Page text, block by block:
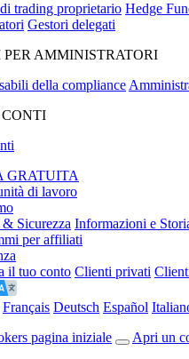
trading proprietario Hedge
Gestori delegati
PER AMMINISTRATORI
della compliance
GRATUITA
di lavoro
Sicurezza Informazioni e
per affiliati
il tuo conto Clienti privati
Français Deutsch Español
pagina iniziale
Apri un